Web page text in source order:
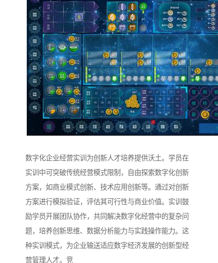
数字化企业经营实训为创新人才培养提供沃土。学员在
实训中可突破传统经营模式限制，自由探索数字化创新
方案，如商业模式创新、技术应用创新等。通过对创新
方案进行模拟验证，评估其可行性与商业价值。实训鼓
励学员开展团队协作，共同解决数字化经营中的复杂问
题，培养创新思维、数据分析能力与实践操作能力。这
种实训模式，为企业输送适应数字经济发展的创新型经
营管理人才。竞